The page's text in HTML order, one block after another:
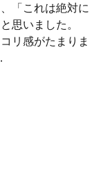
「これは絶対に
思いました。
リ感がたまりま